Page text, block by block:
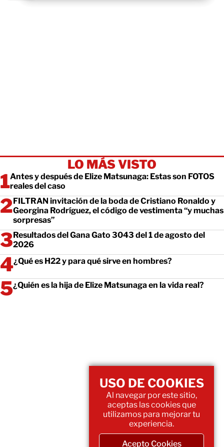
LO MÁS VISTO
Antes y después de Elize Matsunaga: Estas son FOTOS
reales del caso
FILTRAN invitación de la boda de Cristiano Ronaldo y
Georgina Rodríguez, el código de vestimenta “y muchas
sorpresas”
Resultados del Gana Gato 3043 del 1 de agosto del
2026
¿Qué es H22 y para qué sirve en hombres?
¿Quién es la hija de Elize Matsunaga en la vida real?
USO DE COOKIES
Al navegar por este sitio,
aceptas las cookies que
utilizamos para mejorar tu
experiencia.
Acepto Cookies